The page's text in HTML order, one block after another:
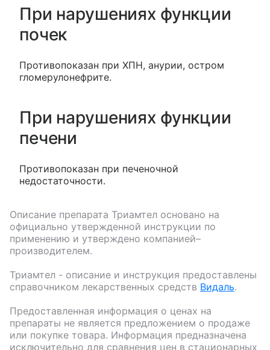
При нарушениях функции
почек
Противопоказан при ХПН, анурии, остром
гломерулонефрите.
При нарушениях функции
печени
Противопоказан при печеночной
недостаточности.
Описание препарата Триамтел основано на
официально утвержденной инструкции по
применению и утверждено компанией–
производителем.
Триамтел - описание и инструкция предоставлены
справочником лекарственных средств Видаль.
Предоставленная информация о ценах на
препараты не является предложением о продаже
или покупке товара. Информация предназначена
исключительно для сравнения цен в стационарных